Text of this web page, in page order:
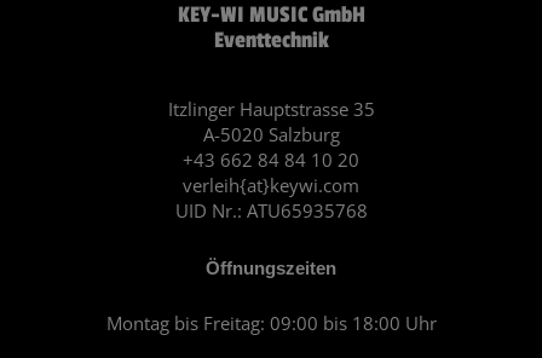
KEY-WI MUSIC GmbH
Eventtechnik
Itzlinger Hauptstrasse 35
A-5020 Salzburg
+43 662 84 84 10 20
verleih{at}keywi.com
UID Nr.: ATU65935768
Öffnungszeiten
Montag bis Freitag: 09:00 bis 18:00 Uhr